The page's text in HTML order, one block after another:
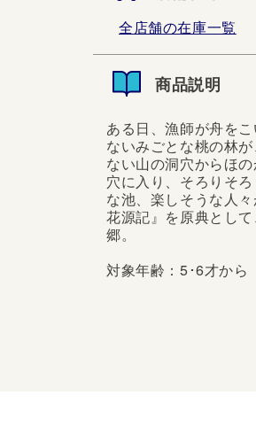
全店舗の在庫一覧
商品説明
ある日、漁師が舟を
ないみごとな桃の林
ない山の洞穴からほ
穴に入り、そろりそ
な池、楽しそうな人
花源記』を原典とし
郷。
対象年齢：5･6才から